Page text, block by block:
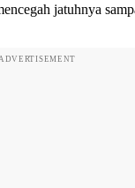
jatuhnya
ADVERTISEMENT